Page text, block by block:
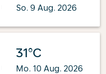
So. 9 Aug. 2026
31°C
Mo. 10 Aug. 2026